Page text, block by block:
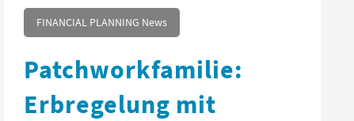
FINANCIAL PLANNING News
Patchworkfamilie:
Erbregelung mit